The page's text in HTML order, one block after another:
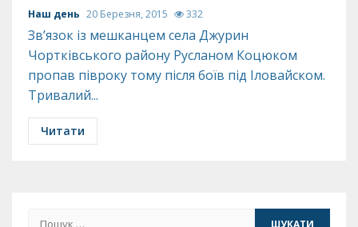
Наш день 20 Березня, 2015 332
Зв’язок із мешканцем села Джурин
Чортківського району Русланом Коцюком
пропав півроку тому після боїв під Іловайском.
Тривалий...
Читати
Пошук: